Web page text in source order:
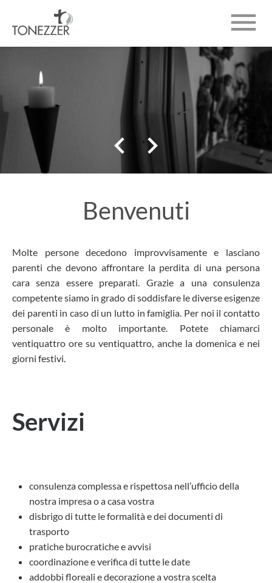
CHI SIAMO
INUMAZIONI
NECROLOGI
CONTATTO

 
Benvenuti
Molte persone decedono improvvisamente e lasciano
parenti che devono affrontare la perdita di una persona
cara senza essere preparati. Grazie a una consulenza
competente siamo in grado di soddisfare le diverse esigenze
dei parenti in caso di un lutto in famiglia. Per noi il contatto
personale è molto importante. Potete chiamarci
ventiquattro ore su ventiquattro, anche la domenica e nei
giorni festivi.
Servizi
consulenza complessa e rispettosa nell’ufficio della
nostra impresa o a casa vostra
disbrigo di tutte le formalità e dei documenti di
trasporto
pratiche burocratiche e avvisi
coordinazione e verifica di tutte le date
addobbi floreali e decorazione a vostra scelta